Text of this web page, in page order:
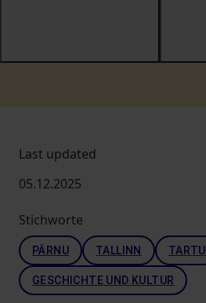
Last updated
05.12.2025
Stichworte
PÄRNU TALLINN TARTU
GESCHICHTE UND KULTUR